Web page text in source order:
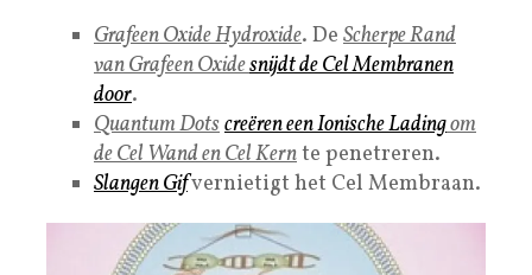
Grafeen Oxide Hydroxide. De Scherpe Rand
van Grafeen Oxidesnijdt deCel Membranen
door.
Quantum Dotscreëren eenIonische Ladingom
de Cel Wand en Cel Kernte penetreren.
Slangen Gifvernietigt het Cel Membraan.